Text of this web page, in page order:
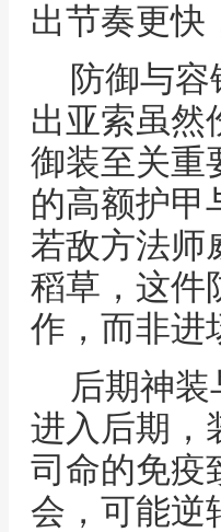
出节奏更快
防御与
出亚索虽然
御装至关重
的高额护甲
若敌方法师
稻草，这件
作，而非进
后期神
进入后期，
司命的免疫
会，可能逆